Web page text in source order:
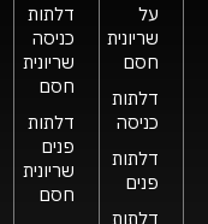
על
שריונית
חסם
דלתות
כניסה
דלתות
פנים
דלתות
דלתות
כניסה
שריונית
חסם
דלתות
פנים
שריונית
חסם